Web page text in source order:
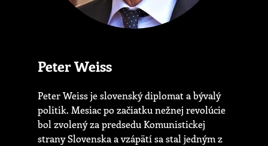
Peter Weiss
Peter Weiss je slovenský diplomat a bývalý
politik. Mesiac po začiatku nežnej revolúcie
bol zvolený za predsedu Komunistickej
strany Slovenska a vzápätí sa stal jedným z